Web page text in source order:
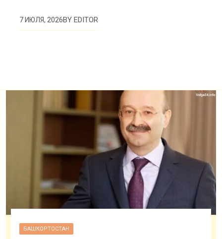
7 ИЮЛЯ, 2026BYEDITOR
БАШКОРТОСТАН